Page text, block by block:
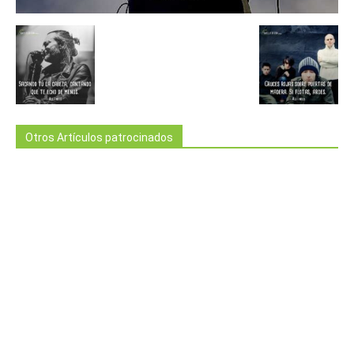
Otros Artículos patrocinados